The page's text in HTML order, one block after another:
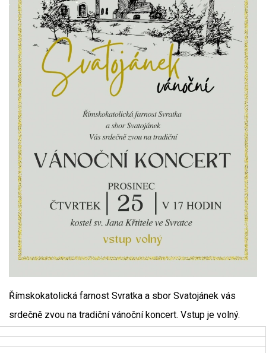
Římskokatolická farnost Svratka a sbor Svatojánek vás
srdečně zvou na tradiční vánoční koncert. Vstup je volný.